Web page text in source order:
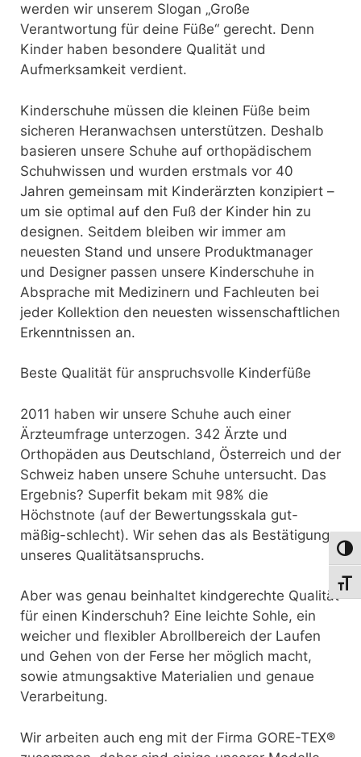
werden wir unserem Slogan „Große
Verantwortung für deine Füße“ gerecht. Denn
Kinder haben besondere Qualität und
Aufmerksamkeit verdient.
Kinderschuhe müssen die kleinen Füße beim
sicheren Heranwachsen unterstützen. Deshalb
basieren unsere Schuhe auf orthopädischem
Schuhwissen und wurden erstmals vor 40
Jahren gemeinsam mit Kinderärzten konzipiert –
um sie optimal auf den Fuß der Kinder hin zu
designen. Seitdem bleiben wir immer am
neuesten Stand und unsere Produktmanager
und Designer passen unsere Kinderschuhe in
Absprache mit Medizinern und Fachleuten bei
jeder Kollektion den neuesten wissenschaftlichen
Erkenntnissen an.
Beste Qualität für anspruchsvolle Kinderfüße
2011 haben wir unsere Schuhe auch einer
Ärzteumfrage unterzogen. 342 Ärzte und
Orthopäden aus Deutschland, Österreich und der
Schweiz haben unsere Schuhe untersucht. Das
Ergebnis? Superfit bekam mit 98% die
Höchstnote (auf der Bewertungsskala gut-
mäßig-schlecht). Wir sehen das als Bestätigung
unseres Qualitätsanspruchs.
Aber was genau beinhaltet kindgerechte Qualität
für einen Kinderschuh? Eine leichte Sohle, ein
weicher und flexibler Abrollbereich der Laufen
und Gehen von der Ferse her möglich macht,
sowie atmungsaktive Materialien und genaue
Verarbeitung.
Wir arbeiten auch eng mit der Firma GORE-TEX®